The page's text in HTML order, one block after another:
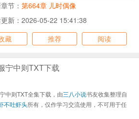
节： 第664章 儿时偶像
新：2026-05-22 15:41:38
藏 推荐 阅读
宁中则TXT下载
中则TXT全集下载，由三八小说书友收集整理自
不吐虾头所有，仅作学习交流使用，不可用于任